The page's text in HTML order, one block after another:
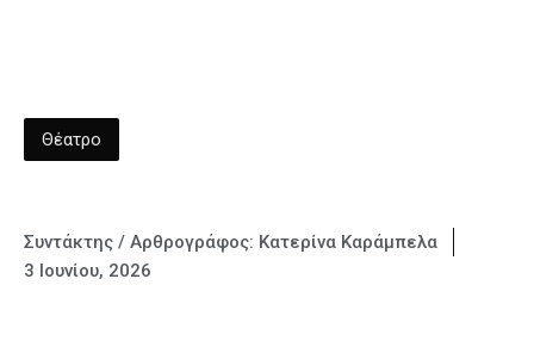
Θέατρο
Συντάκτης / Αρθρογράφος: Κατερίνα Καράμπελα
3 Ιουνίου, 2026